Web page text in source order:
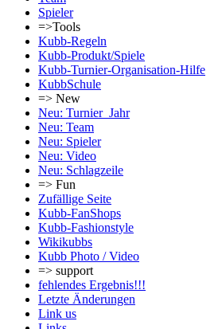
Spieler
=>Tools
Kubb-Regeln
Kubb-Produkt/Spiele
Kubb-Turnier-Organisation-Hilfe
KubbSchule
=> New
Neu: Turnier_Jahr
Neu: Team
Neu: Spieler
Neu: Video
Neu: Schlagzeile
=> Fun
Zufällige Seite
Kubb-FanShops
Kubb-Fashionstyle
Wikikubbs
Kubb Photo / Video
=> support
fehlendes Ergebnis!!!
Letzte Änderungen
Link us